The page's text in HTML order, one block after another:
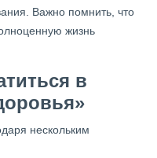
Важно помнить, что
жизнь
в
нескольким